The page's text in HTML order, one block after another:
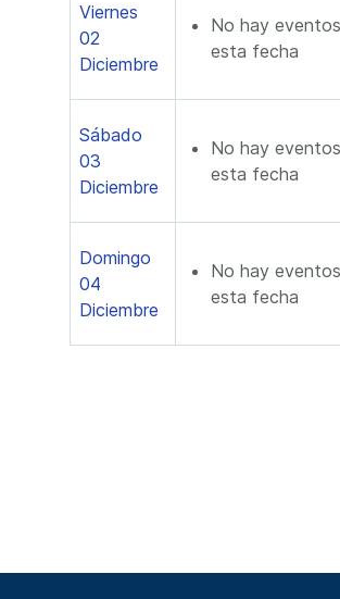
Viernes
02
Diciembre
No hay
esta fecha
Sábado
03
Diciembre
No hay
esta fecha
Domingo
04
Diciembre
No hay
esta fecha